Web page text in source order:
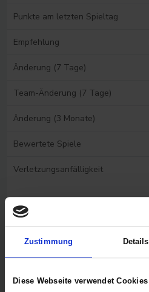
Zustimmung Details
Diese Webseite verwendet Cookies
Punkte am letzten Spieltag
Empfehlung
Änderung (7 Tage)
Team-Änderung (7 Tage)
Änderung (3 Monate)
Bewertete Spiele
Verletzungsanfälligkeit